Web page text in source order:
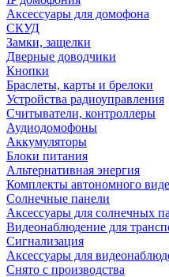
Аксессуары для домофона
СКУД
Замки, защелки
Дверные доводчики
Кнопки
Браслеты, карты и брелоки
Устройства радиоуправления
Считыватели, контроллеры
Аудиодомофоны
Аккумуляторы
Блоки питания
Альтернативная энергия
Комплекты автономного
Солнечные панели
Аксессуары для солнечных
Видеонаблюдение для
Сигнализация
Аксессуары для
Снято с производства